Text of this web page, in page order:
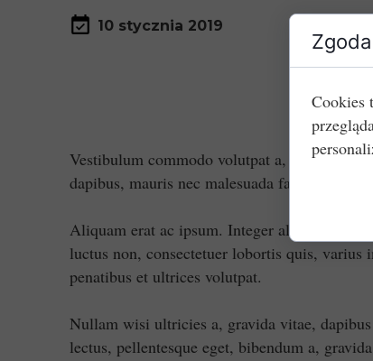
10 stycznia 2019
Vestibulum commodo volutpat a, convallis
dapibus, mauris nec malesuada fames ac
Aliquam erat ac ipsum. Integer aliquam
luctus non, consectetuer lobortis quis,
penatibus et ultrices volutpat.
Nullam wisi ultricies a, gravida vitae,
lectus, pellentesque eget, bibendum a,
Cookies